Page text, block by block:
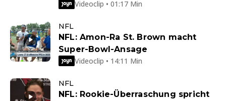
Videoclip • 01:17 Min
NFL
NFL: Amon-Ra St. Brown macht
Super-Bowl-Ansage
Videoclip • 14:11 Min
NFL
NFL: Rookie-Überraschung spricht